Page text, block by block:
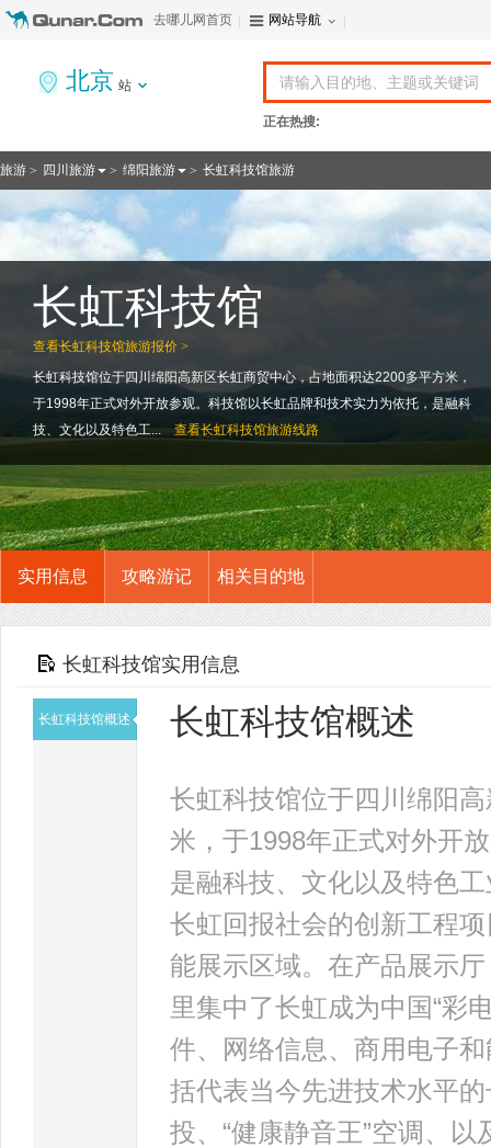
去哪儿网首页 网站导航
北京 站
正在热搜:
旅游 > 四川旅游 > 绵阳旅游 > 长虹科技馆旅游
查看长虹科技馆旅游报价 >
长虹科技馆
长虹科技馆位于四川绵阳高新区长虹商贸中心，占地面积达2200多平方米，
于1998年正式对外开放参观。科技馆以长虹品牌和技术实力为依托，是融科
技、文化以及特色工...
查看长虹科技馆旅游线路
实用信息 攻略游记 相关目的地
长虹科技馆实用信息
长虹科技馆概述 长虹科技馆概述
长虹科技馆位于四川绵阳
米，于1998年正式对外开
是融科技、文化以及特色
长虹回报社会的创新工程
能展示区域。在产品展示
里集中了长虹成为中国“彩
件、网络信息、商用电子
括代表当今先进技术水平
投、“健康静音王”空调、